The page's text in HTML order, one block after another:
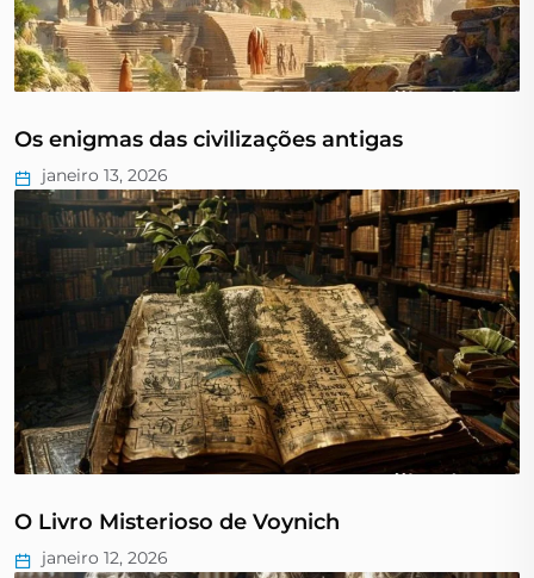
Os enigmas das civilizações antigas
janeiro 13, 2026
O Livro Misterioso de Voynich
janeiro 12, 2026